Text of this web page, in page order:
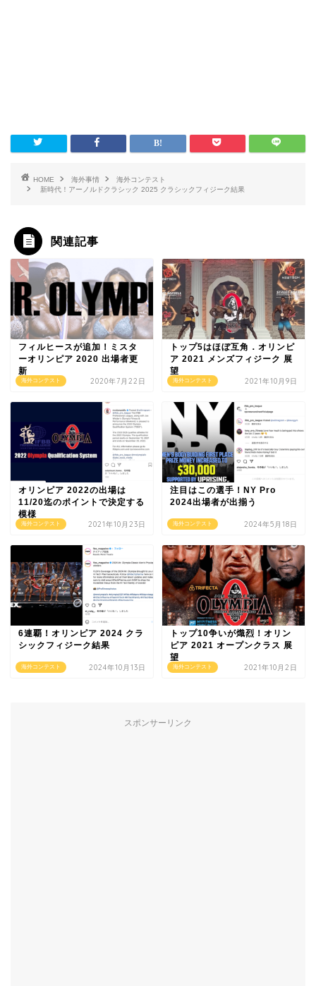
HOME 海外事情
海外コンテスト
新時代！アーノルドクラシック 2025 クラシックフィジーク結果
関連記事
海外コンテスト
フィルヒースが追加！ミスタ
ーオリンピア 2020 出場者更
新
2020年7月22日 海外コンテスト
トップ5はほぼ互角．オリンピ
ア 2021 メンズフィジーク 展
望
2021年10月9日
海外コンテスト
オリンピア 2022の出場は
11/20迄のポイントで決定する
模様
2021年10月23日 海外コンテスト
注目はこの選手！NY Pro
2024出場者が出揃う
2024年5月18日
海外コンテスト
6連覇！オリンピア 2024 クラ
シックフィジーク結果
2024年10月13日 海外コンテスト
トップ10争いが熾烈！オリン
ピア 2021 オープンクラス 展
望
2021年10月2日
スポンサーリンク